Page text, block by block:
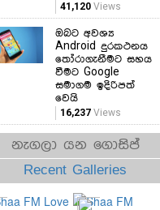
41,120 Views
ඔබට අවශ්‍ය
Android දුරකථනය
තෝරාගැනීමට සහය
වීමට Google
සමාගම ඉදිරිපත්
වෙයි
16,237 Views
නැගලා යන ගොසිප්
Recent Galleries